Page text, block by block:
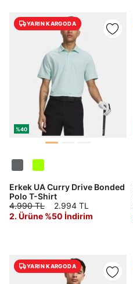
%40
YARIN KARGODA
Erkek UA Curry Drive Bonded
Polo T-Shirt
4.990 TL
2.994 TL
2. Ürüne %50 İndirim
YARIN KARGODA